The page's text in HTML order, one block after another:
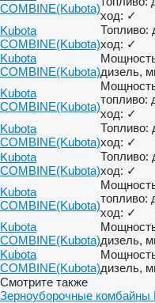
COMBINE(Kubota)
ход: ✓
Kubota
COMBINE(Kubota)
Топливо:
ход: ✓
Kubota
COMBINE(Kubota)дизель,
Kubota
COMBINE(Kubota)
топливо:
ход: ✓
Kubota
COMBINE(Kubota)
Топливо:
ход: ✓
Kubota
COMBINE(Kubota)
Топливо:
ход: ✓
Kubota
COMBINE(Kubota)
топливо:
ход: ✓
Kubota
COMBINE(Kubota)дизель,
Kubota
COMBINE(Kubota)дизель,
Смотрите также
Зерноуборочные комбайны